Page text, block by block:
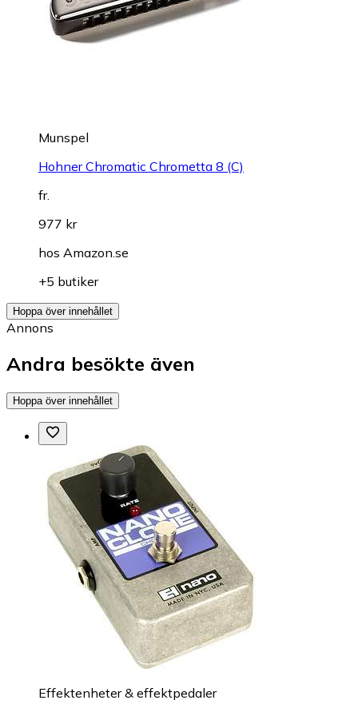
Munspel
Hohner Chromatic Chrometta 8 (C)
fr.
977 kr
hos Amazon.se
+5 butiker
Hoppa över innehållet
Annons
Andra besökte även
Hoppa över innehållet
Effektenheter & effektpedaler